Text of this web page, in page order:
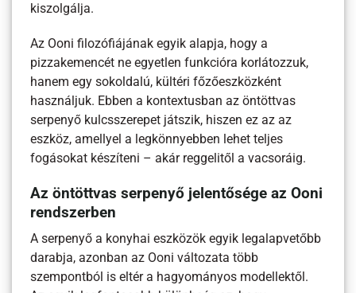
kiszolgálja.
Az Ooni filozófiájának egyik alapja, hogy a
pizzakemencét ne egyetlen funkcióra korlátozzuk,
hanem egy sokoldalú, kültéri főzőeszközként
használjuk. Ebben a kontextusban az öntöttvas
serpenyő kulcsszerepet játszik, hiszen ez az az
eszköz, amellyel a legkönnyebben lehet teljes
fogásokat készíteni – akár reggelitől a vacsoráig.
Az öntöttvas serpenyő jelentősége az Ooni
rendszerben
A serpenyő a konyhai eszközök egyik legalapvetőbb
darabja, azonban az Ooni változata több
szempontból is eltér a hagyományos modellektől.